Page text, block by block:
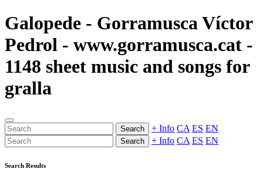
Galopede - Gorramusca Víctor
Pedrol - www.gorramusca.cat -
1148 sheet music and songs for
gralla
Search + Info CA ES EN
Search + Info CA ES EN
Search Results